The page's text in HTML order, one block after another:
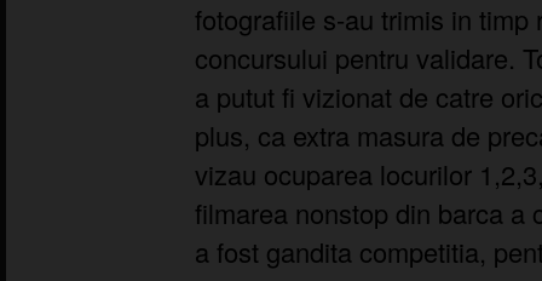
fotografiile s-au trimis in
concursului pentru validare.
a putut fi vizionat de catre
plus, ca extra masura de
vizau ocuparea locurilor
filmarea nonstop din barca a
a fost gandita competitia,